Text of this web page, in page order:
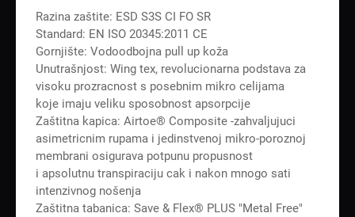
Razina zaštite: ESD S3S CI FO SR
Standard: EN ISO 20345:2011 CE
Gornjište: Vodoodbojna pull up koža
Unutrašnjost: Wing tex, revolucionarna podstava za
visoku prozracnost s posebnim mikro celijama
koje imaju veliku sposobnost apsorpcije
Zaštitna kapica: Airtoe® Composite -zahvaljujuci
asimetricnim rupama i jedinstvenoj mikro-poroznoj
membrani osigurava potpunu propusnost
i apsolutnu transpiraciju cak i nakon mnogo sati
intenzivnog nošenja
Zaštitna tabanica: Save & Flex® PLUS "Metal Free"